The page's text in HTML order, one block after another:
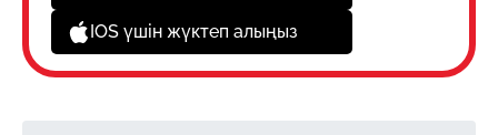
IOS үшін жүктеп алыңыз